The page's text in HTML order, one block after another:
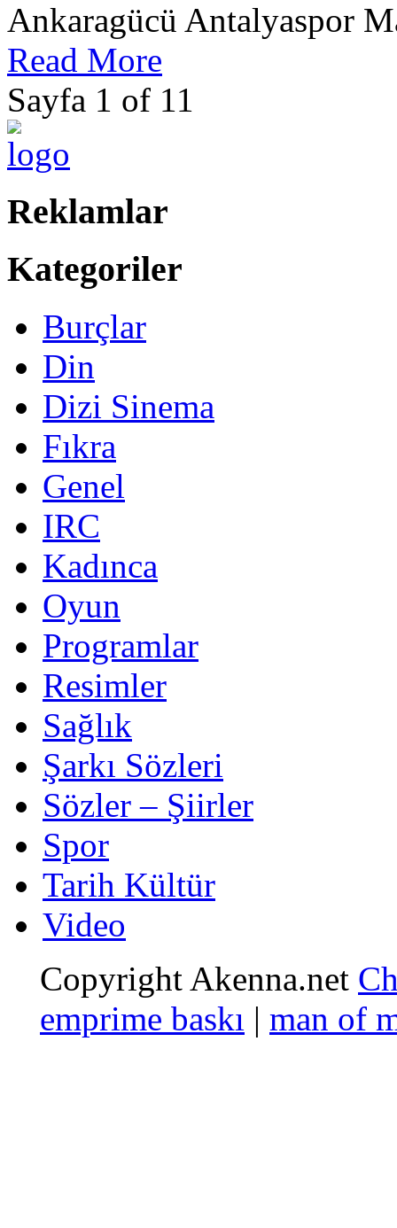
Ankaragücü Antalyaspor
Read More
Sayfa 1 of 11
Reklamlar
Kategoriler
Burçlar
Din
Dizi Sinema
Fıkra
Genel
IRC
Kadınca
Oyun
Programlar
Resimler
Sağlık
Şarkı Sözleri
Sözler – Şiirler
Spor
Tarih Kültür
Video
Copyright Akenna.net
emprime baskı | man of